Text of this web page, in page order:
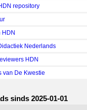
repository
HDN
Nederlands
HDN
van De Kwestie
sinds 2025-01-01